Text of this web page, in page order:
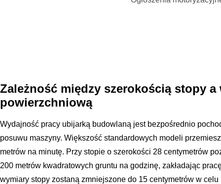
Zależność między szerokością stopy
powierzchniową
Wydajność pracy ubijarką budowlaną jest bezpośrednio
posuwu maszyny. Większość standardowych modeli
metrów na minutę. Przy stopie o szerokości 28 centymetrów
200 metrów kwadratowych gruntu na godzinę, zakładając
wymiary stopy zostaną zmniejszone do 15 centymetrów w